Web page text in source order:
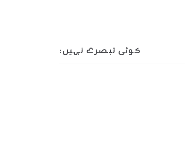
کوئی تبصرے نہیں: